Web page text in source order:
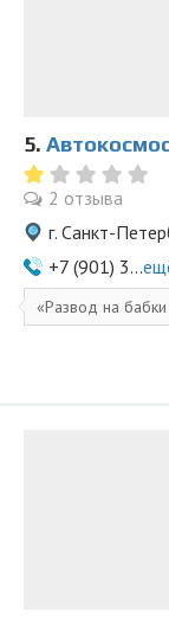
5.
2 отзыва
г. Санкт-
+7 (901) 3...
Развод на бабки